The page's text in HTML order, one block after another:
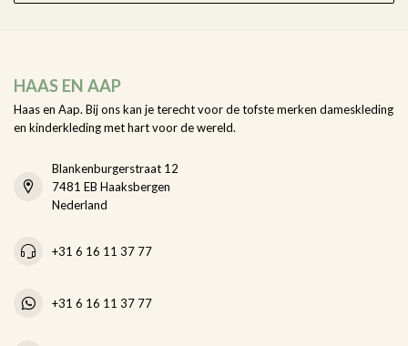
HAAS EN AAP
Haas en Aap. Bij ons kan je terecht voor de tofste merken dameskleding
en kinderkleding met hart voor de wereld.
Blankenburgerstraat 12
7481 EB Haaksbergen
Nederland
+31 6 16 11 37 77
+31 6 16 11 37 77